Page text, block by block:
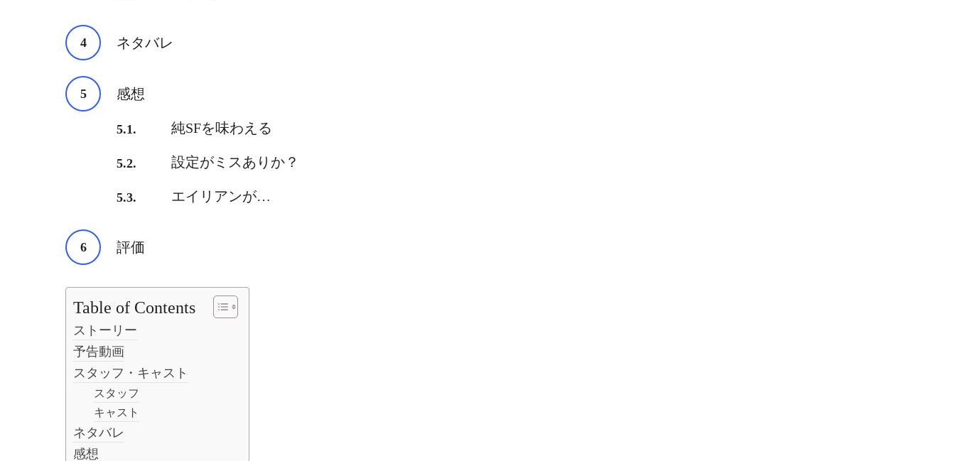
ネタバレ
感想
純SFを味わえる
設定がミスありか？
エイリアンが…
評価
Table of Contents
ストーリー
予告動画
スタッフ・キャスト
スタッフ
キャスト
ネタバレ
感想